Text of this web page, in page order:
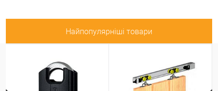
Найпопулярніші товари